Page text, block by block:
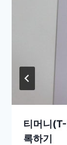
티머니
록하기